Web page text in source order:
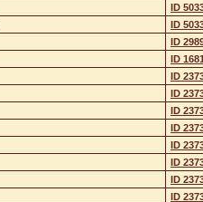
ID
ID
ID
ID
ID
ID
ID
ID
ID
ID
ID
ID